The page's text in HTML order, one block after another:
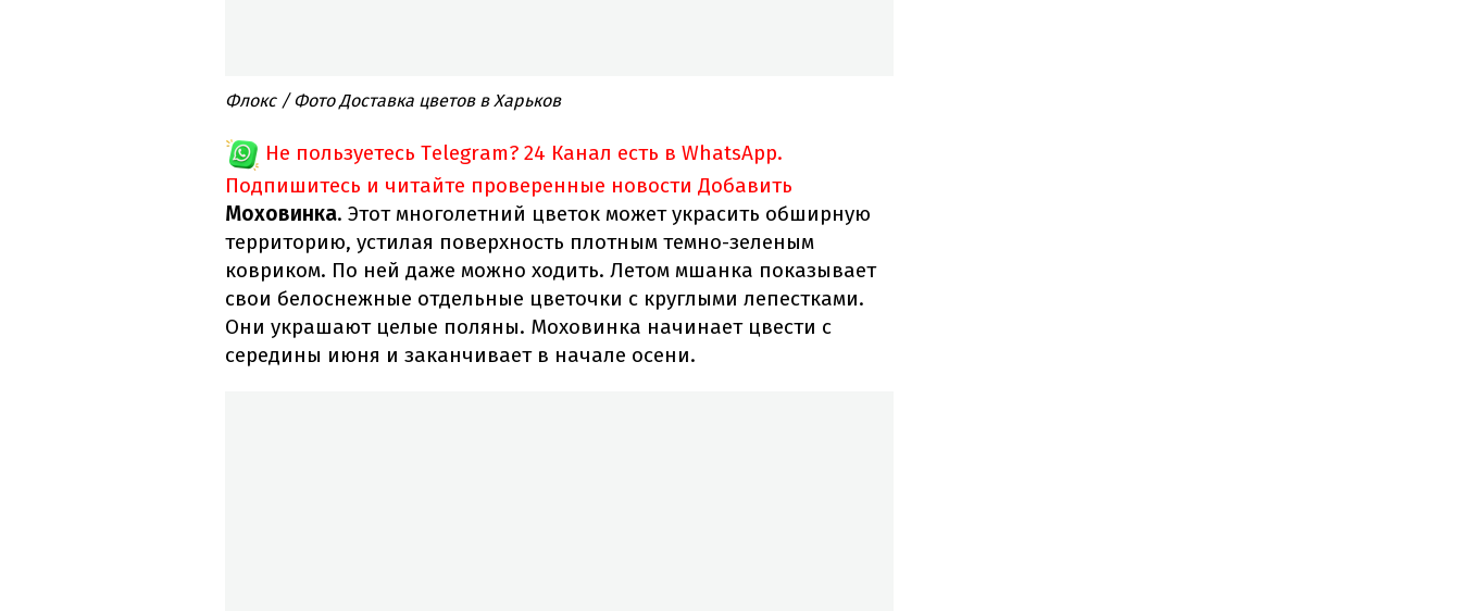
Флокс / Фото Доставка цветов в Харьков
Не пользуетесь Telegram? 24 Канал есть в WhatsApp.
Подпишитесь и читайте проверенные новости Добавить
Моховинка. Этот многолетний цветок может украсить обширную
территорию, устилая поверхность плотным темно-зеленым
ковриком. По ней даже можно ходить. Летом мшанка показывает
свои белоснежные отдельные цветочки с круглыми лепестками.
Они украшают целые поляны. Моховинка начинает цвести с
середины июня и заканчивает в начале осени.